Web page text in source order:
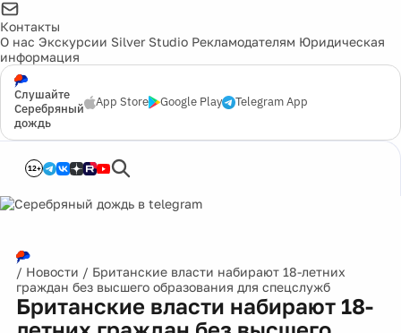
Контакты
О нас Экскурсии Silver Studio Рекламодателям Юридическая
информация
Слушайте
Серебряный
дождь
App Store Google Play Telegram App
12+
/ Новости / Британские власти набирают 18-летних
граждан без высшего образования для спецслужб
Британские власти набирают 18-